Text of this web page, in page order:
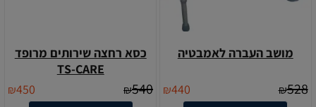
מושב העברה לאמבטיה
₪528
₪440
כסא רחצה שירותים מרופד
TS-CARE
₪540
₪450